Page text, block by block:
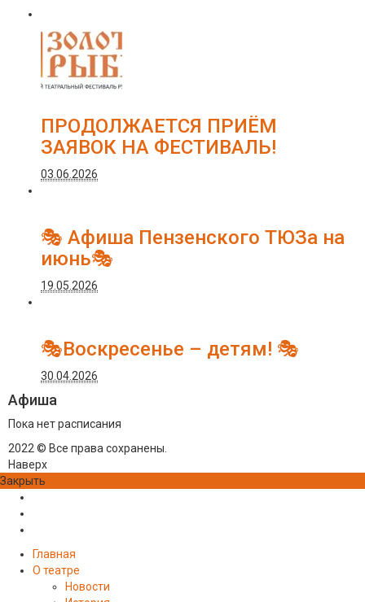
ПРОДОЛЖАЕТСЯ ПРИЁМ
ЗАЯВОК НА ФЕСТИВАЛЬ!
03.06.2026
🎭 Афиша Пензенского ТЮЗа на
июнь🎭
19.05.2026
🎭Воскресенье – детям! 🎭
30.04.2026
Афиша
Пока нет расписания
2022 © Все права сохранены.
Наверх
Закрыть
Главная
О театре
Новости